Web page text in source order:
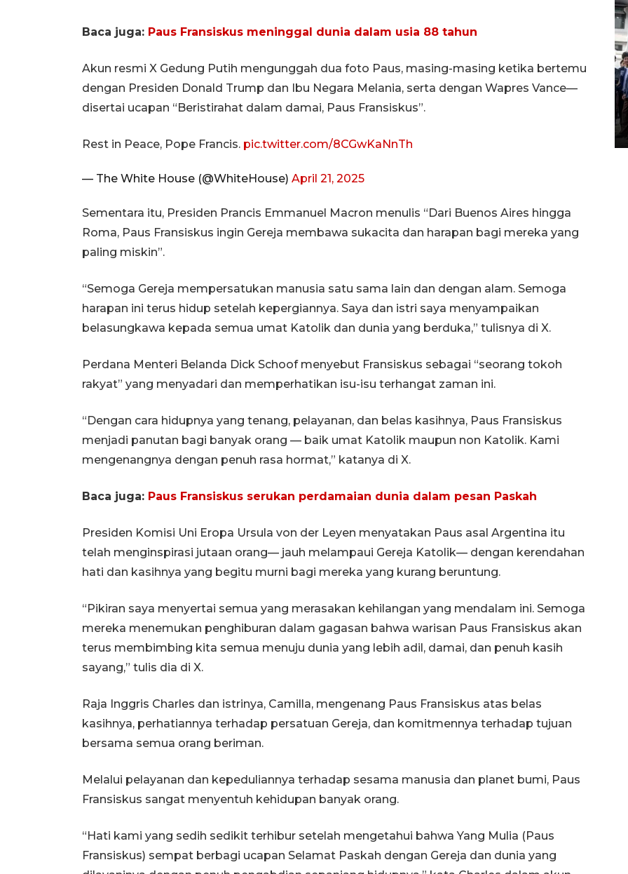
Baca juga: Paus Fransiskus meninggal dunia dalam usia 88 tahun
Akun resmi X Gedung Putih mengunggah dua foto Paus, masing-masing ketika bertemu
dengan Presiden Donald Trump dan Ibu Negara Melania, serta dengan Wapres Vance—
disertai ucapan “Beristirahat dalam damai, Paus Fransiskus”.
Rest in Peace, Pope Francis. pic.twitter.com/8CGwKaNnTh
— The White House (@WhiteHouse) April 21, 2025
Sementara itu, Presiden Prancis Emmanuel Macron menulis “Dari Buenos Aires hingga
Roma, Paus Fransiskus ingin Gereja membawa sukacita dan harapan bagi mereka yang
paling miskin”.
“Semoga Gereja mempersatukan manusia satu sama lain dan dengan alam. Semoga
harapan ini terus hidup setelah kepergiannya. Saya dan istri saya menyampaikan
belasungkawa kepada semua umat Katolik dan dunia yang berduka,” tulisnya di X.
Perdana Menteri Belanda Dick Schoof menyebut Fransiskus sebagai “seorang tokoh
rakyat” yang menyadari dan memperhatikan isu-isu terhangat zaman ini.
“Dengan cara hidupnya yang tenang, pelayanan, dan belas kasihnya, Paus Fransiskus
menjadi panutan bagi banyak orang — baik umat Katolik maupun non Katolik. Kami
mengenangnya dengan penuh rasa hormat,” katanya di X.
Baca juga: Paus Fransiskus serukan perdamaian dunia dalam pesan Paskah
Presiden Komisi Uni Eropa Ursula von der Leyen menyatakan Paus asal Argentina itu
telah menginspirasi jutaan orang— jauh melampaui Gereja Katolik— dengan kerendahan
hati dan kasihnya yang begitu murni bagi mereka yang kurang beruntung.
“Pikiran saya menyertai semua yang merasakan kehilangan yang mendalam ini. Semoga
mereka menemukan penghiburan dalam gagasan bahwa warisan Paus Fransiskus akan
terus membimbing kita semua menuju dunia yang lebih adil, damai, dan penuh kasih
sayang,” tulis dia di X.
Raja Inggris Charles dan istrinya, Camilla, mengenang Paus Fransiskus atas belas
kasihnya, perhatiannya terhadap persatuan Gereja, dan komitmennya terhadap tujuan
bersama semua orang beriman.
Melalui pelayanan dan kepeduliannya terhadap sesama manusia dan planet bumi, Paus
Fransiskus sangat menyentuh kehidupan banyak orang.
“Hati kami yang sedih sedikit terhibur setelah mengetahui bahwa Yang Mulia (Paus
Fransiskus) sempat berbagi ucapan Selamat Paskah dengan Gereja dan dunia yang
BPJS Kesehatan Yogyakarta
perkuat sinergi dengan
ANTARA Biro DIY